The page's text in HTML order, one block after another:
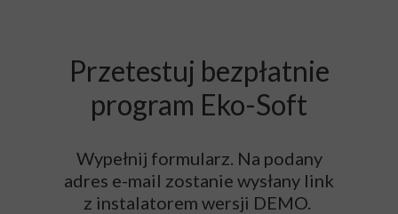
Przetestuj bezpłatnie
program Eko-Soft
Wypełnij formularz. Na podany
adres e-mail zostanie wysłany link
z instalatorem wersji DEMO.